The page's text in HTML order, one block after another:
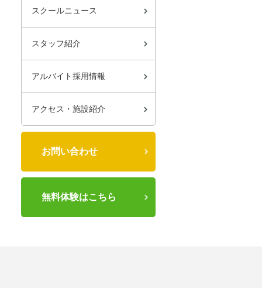
スクールニュース
スタッフ紹介
アルバイト採用情報
アクセス・施設紹介
お問い合わせ
無料体験はこちら